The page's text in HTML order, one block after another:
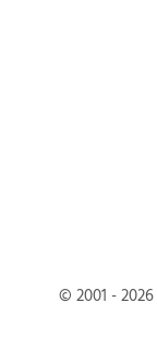
© 2001 - 2026